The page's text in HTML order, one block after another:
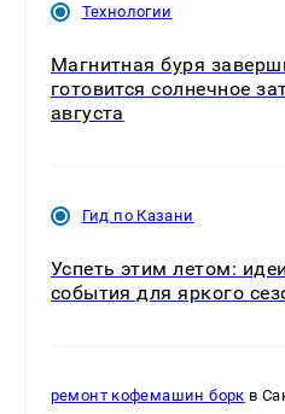
Технологии
Магнитная буря
готовится солнечное
августа
Гид по Казани
Успеть этим летом:
события для яркого
ремонт кофемашин борк в